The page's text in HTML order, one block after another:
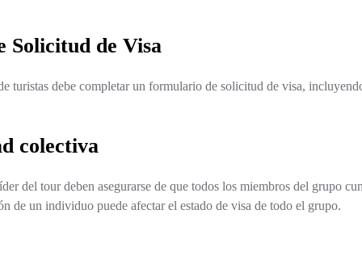
Solicitud de Visa
turistas debe completar un formulario de solicitud de visa,
colectiva
del tour deben asegurarse de que todos los miembros del grupo
de un individuo puede afectar el estado de visa de todo el grupo.